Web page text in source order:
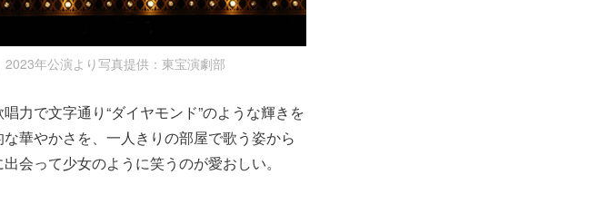
2023年公演より写真提供：東宝演劇部
力で文字通り“ダイヤモンド”のような輝きを
華やかさを、一人きりの部屋で歌う姿から
会って少女のように笑うのが愛おしい。